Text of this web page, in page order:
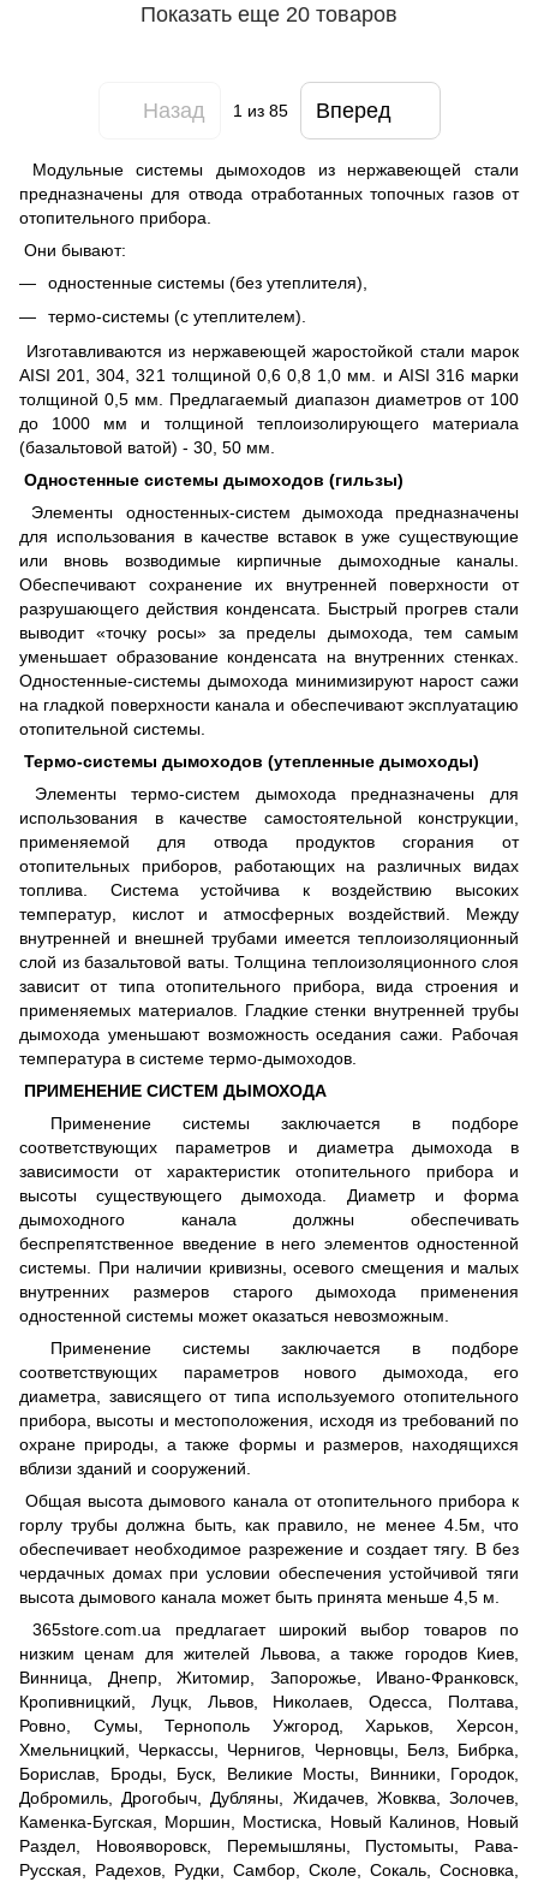
Показать еще 20 товаров
Назад 1 из 85 Вперед
Модульные системы дымоходов из нержавеющей стали
предназначены для отвода отработанных топочных газов от
отопительного прибора.
Они бывают:
одностенные системы (без утеплителя),
термо-системы (с утеплителем).
Изготавливаются из нержавеющей жаростойкой стали марок
AISI 201, 304, 321 толщиной 0,6 0,8 1,0 мм. и AISI 316 марки
толщиной 0,5 мм. Предлагаемый диапазон диаметров от 100
до 1000 мм и толщиной теплоизолирующего материала
(базальтовой ватой) - 30, 50 мм.
Одностенные системы дымоходов (гильзы)
Элементы одностенных-систем дымохода предназначены
для использования в качестве вставок в уже существующие
или вновь возводимые кирпичные дымоходные каналы.
Обеспечивают сохранение их внутренней поверхности от
разрушающего действия конденсата. Быстрый прогрев стали
выводит «точку росы» за пределы дымохода, тем самым
уменьшает образование конденсата на внутренних стенках.
Одностенные-системы дымохода минимизируют нарост сажи
на гладкой поверхности канала и обеспечивают эксплуатацию
отопительной системы.
Термо-системы дымоходов (утепленные дымоходы)
Элементы термо-систем дымохода предназначены для
использования в качестве самостоятельной конструкции,
применяемой для отвода продуктов сгорания от
отопительных приборов, работающих на различных видах
топлива. Система устойчива к воздействию высоких
температур, кислот и атмосферных воздействий. Между
внутренней и внешней трубами имеется теплоизоляционный
слой из базальтовой ваты. Толщина теплоизоляционного слоя
зависит от типа отопительного прибора, вида строения и
применяемых материалов. Гладкие стенки внутренней трубы
дымохода уменьшают возможность оседания сажи. Рабочая
температура в системе термо-дымоходов.
ПРИМЕНЕНИЕ СИСТЕМ ДЫМОХОДА
Применение системы заключается в подборе
соответствующих параметров и диаметра дымохода в
зависимости от характеристик отопительного прибора и
высоты существующего дымохода. Диаметр и форма
дымоходного канала должны обеспечивать
беспрепятственное введение в него элементов одностенной
системы. При наличии кривизны, осевого смещения и малых
внутренних размеров старого дымохода применения
одностенной системы может оказаться невозможным.
Применение системы заключается в подборе
соответствующих параметров нового дымохода, его
диаметра, зависящего от типа используемого отопительного
прибора, высоты и местоположения, исходя из требований по
охране природы, а также формы и размеров, находящихся
вблизи зданий и сооружений.
Общая высота дымового канала от отопительного прибора к
горлу трубы должна быть, как правило, не менее 4.5м, что
обеспечивает необходимое разрежение и создает тягу. В без
чердачных домах при условии обеспечения устойчивой тяги
высота дымового канала может быть принята меньше 4,5 м.
365store.com.ua предлагает широкий выбор товаров по
низким ценам для жителей Львова, а также городов Киев,
Винница, Днепр, Житомир, Запорожье, Ивано-Франковск,
Кропивницкий, Луцк, Львов, Николаев, Одесса, Полтава,
Ровно, Сумы, Тернополь Ужгород, Харьков, Херсон,
Хмельницкий, Черкассы, Чернигов, Черновцы, Белз, Бибрка,
Борислав, Броды, Буск, Великие Мосты, Винники, Городок,
Добромиль, Дрогобыч, Дубляны, Жидачев, Жовква, Золочев,
Каменка-Бугская, Моршин, Мостиска, Новый Калинов, Новый
Раздел, Новояворовск, Перемышляны, Пустомыты, Рава-
Русская, Радехов, Рудки, Самбор, Сколе, Сокаль, Сосновка,